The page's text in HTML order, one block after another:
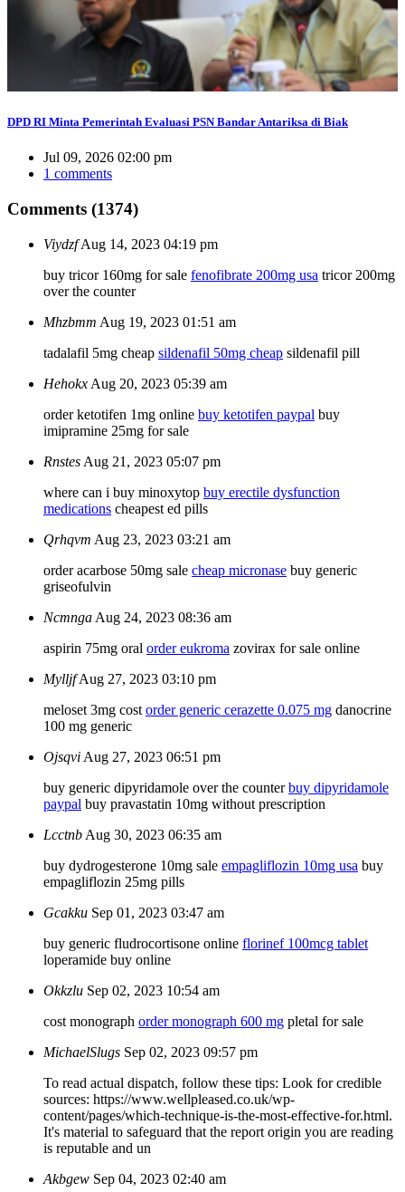
DPD RI Minta Pemerintah Evaluasi PSN Bandar Antariksa di Biak
Jul 09, 2026 02:00 pm
1 comments
Comments (1374)
Viydzf Aug 14, 2023 04:19 pm
buy tricor 160mg for sale fenofibrate 200mg usa tricor 200mg
over the counter
Mhzbmm Aug 19, 2023 01:51 am
tadalafil 5mg cheap sildenafil 50mg cheap sildenafil pill
Hehokx Aug 20, 2023 05:39 am
order ketotifen 1mg online buy ketotifen paypal buy
imipramine 25mg for sale
Rnstes Aug 21, 2023 05:07 pm
where can i buy minoxytop buy erectile dysfunction
medications cheapest ed pills
Qrhqvm Aug 23, 2023 03:21 am
order acarbose 50mg sale cheap micronase buy generic
griseofulvin
Ncmnga Aug 24, 2023 08:36 am
aspirin 75mg oral order eukroma zovirax for sale online
Mylljf Aug 27, 2023 03:10 pm
meloset 3mg cost order generic cerazette 0.075 mg danocrine
100 mg generic
Ojsqvi Aug 27, 2023 06:51 pm
buy generic dipyridamole over the counterbuy dipyridamole
paypal buy pravastatin 10mg without prescription
Lcctnb Aug 30, 2023 06:35 am
buy dydrogesterone 10mg sale empagliflozin 10mg usa buy
empagliflozin 25mg pills
Gcakku Sep 01, 2023 03:47 am
buy generic fludrocortisone online florinef 100mcg tablet
loperamide buy online
Okkzlu Sep 02, 2023 10:54 am
cost monograph order monograph 600 mg pletal for sale
MichaelSlugs Sep 02, 2023 09:57 pm
To read actual dispatch, follow these tips: Look for credible
sources: https://www.wellpleased.co.uk/wp-
content/pages/which-technique-is-the-most-effective-for.html.
It's material to safeguard that the report origin you are reading
is reputable and un
Akbgew Sep 04, 2023 02:40 am